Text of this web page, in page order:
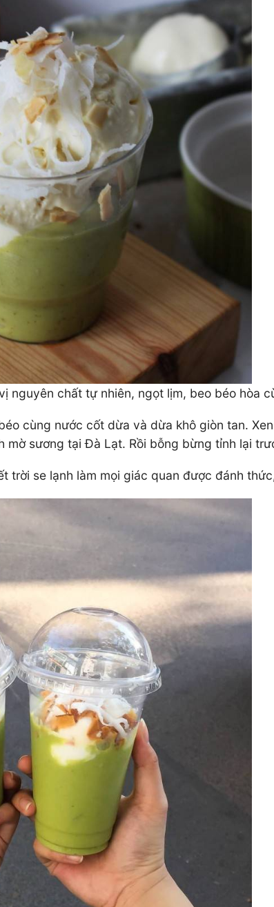
nguyên chất tự nhiên, ngọt lịm, beo béo hòa
cùng nước cốt dừa và dừa khô giòn tan.
mờ sương tại Đà Lạt. Rồi bỗng bừng tỉnh lại
trời se lạnh làm mọi giác quan được đánh